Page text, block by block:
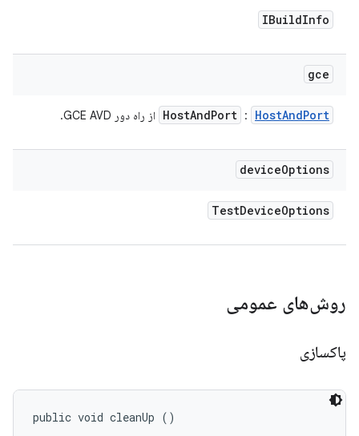
IBuildInfo
gce
HostAndPort : HostAndPort از راه دور GCE AVD.
deviceOptions
TestDeviceOptions
روش‌های عمومی
پاکسازی
public void cleanUp ()